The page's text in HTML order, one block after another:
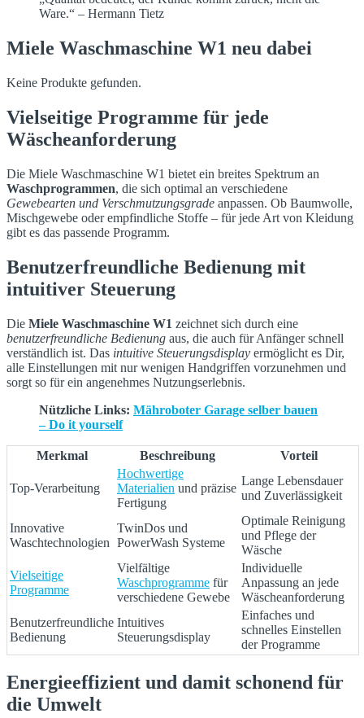
Ware.“ – Hermann Tietz
Miele Waschmaschine W1 neu dabei
Keine Produkte gefunden.
Vielseitige Programme für jede
Wäscheanforderung
Die Miele Waschmaschine W1 bietet ein breites Spektrum an
Waschprogrammen, die sich optimal an verschiedene
Gewebearten und Verschmutzungsgrade anpassen. Ob Baumwolle,
Mischgewebe oder empfindliche Stoffe – für jede Art von Kleidung
gibt es das passende Programm.
Benutzerfreundliche Bedienung mit
intuitiver Steuerung
Die Miele Waschmaschine W1 zeichnet sich durch eine
benutzerfreundliche Bedienung aus, die auch für Anfänger schnell
verständlich ist. Das intuitive Steuerungsdisplay ermöglicht es Dir,
alle Einstellungen mit nur wenigen Handgriffen vorzunehmen und
sorgt so für ein angenehmes Nutzungserlebnis.
Nützliche Links: Mähroboter Garage selber bauen
– Do it yourself
Merkmal Beschreibung Vorteil
Top-Verarbeitung
Hochwertige
Materialien und präzise
Fertigung
Lange Lebensdauer
und Zuverlässigkeit
Innovative
Waschtechnologien
TwinDos und
PowerWash Systeme
Optimale Reinigung
und Pflege der
Wäsche
Vielseitige
Programme
Vielfältige
Waschprogramme für
verschiedene Gewebe
Individuelle
Anpassung an jede
Wäscheanforderung
Benutzerfreundliche
Bedienung
Intuitives
Steuerungsdisplay
Einfaches und
schnelles Einstellen
der Programme
Energieeffizient und damit schonend für
die Umwelt